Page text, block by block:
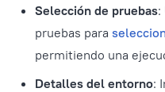
Selección de pruebas:
pruebas para
permitiendo una
Detalles del entorno: